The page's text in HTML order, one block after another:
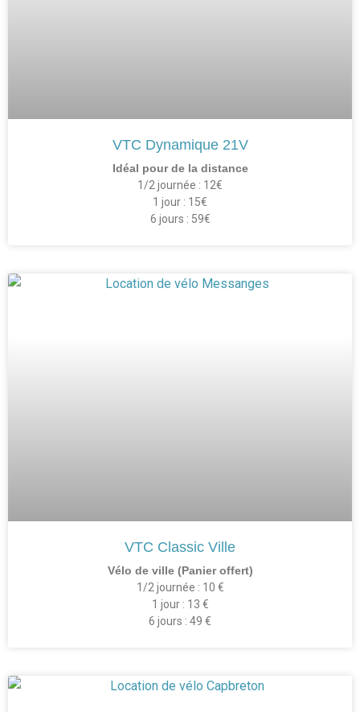
VTC Dynamique 21V
Idéal pour de la distance
1/2 journée : 12€
1 jour : 15€
6 jours : 59€
VTC Classic Ville
Vélo de ville (Panier offert)
1/2 journée : 10 €
1 jour : 13 €
6 jours : 49 €